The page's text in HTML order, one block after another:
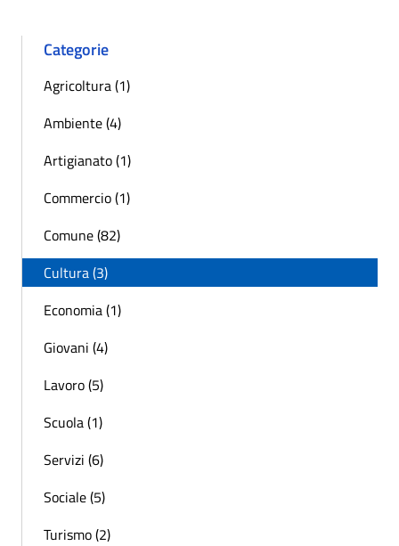
Categorie
Agricoltura (1)
Ambiente (4)
Artigianato (1)
Commercio (1)
Comune (82)
Cultura (3)
Economia (1)
Giovani (4)
Lavoro (5)
Scuola (1)
Servizi (6)
Sociale (5)
Turismo (2)